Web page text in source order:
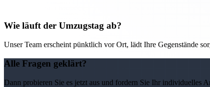
Wie läuft der Umzugstag ab?
Unser Team erscheint pünktlich vor Ort, lädt Ihre Gegenstände
Alle Fragen geklärt?
Dann probieren Sie es jetzt aus und fordern Sie Ihr individuelles